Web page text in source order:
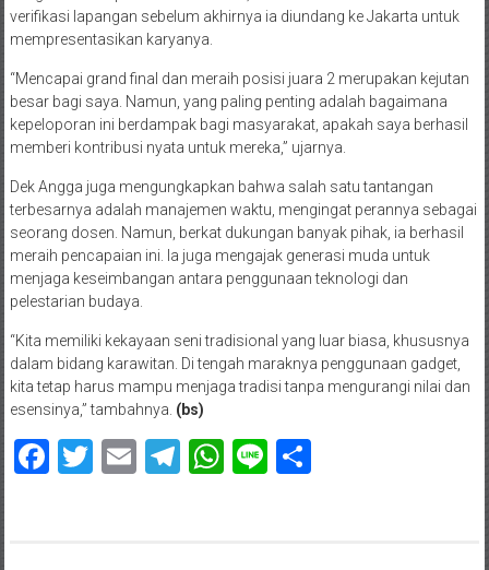
verifikasi lapangan sebelum akhirnya ia diundang ke Jakarta untuk
mempresentasikan karyanya.
“Mencapai grand final dan meraih posisi juara 2 merupakan kejutan
besar bagi saya. Namun, yang paling penting adalah bagaimana
kepeloporan ini berdampak bagi masyarakat, apakah saya berhasil
memberi kontribusi nyata untuk mereka,” ujarnya.
Dek Angga juga mengungkapkan bahwa salah satu tantangan
terbesarnya adalah manajemen waktu, mengingat perannya sebagai
seorang dosen. Namun, berkat dukungan banyak pihak, ia berhasil
meraih pencapaian ini. Ia juga mengajak generasi muda untuk
menjaga keseimbangan antara penggunaan teknologi dan
pelestarian budaya.
“Kita memiliki kekayaan seni tradisional yang luar biasa, khususnya
dalam bidang karawitan. Di tengah maraknya penggunaan gadget,
kita tetap harus mampu menjaga tradisi tanpa mengurangi nilai dan
esensinya,” tambahnya. (bs)
Facebook
Twitter
EmailTelegram
WhatsApp
LineShare